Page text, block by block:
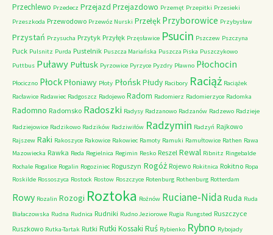
Przechlewo Przedecz Przejazd Przejazdowo Przemęt Przepitki Przesieki
Przeszkoda Przewodowo Przewóz Nurski Przełęk Przyborowice Przybysław
Przystań Przysucha Przytyk Przyłęk Przęsławice Psucin Pszczew Pszczyna
Puck Pulsnitz Purda Pustelnik Puszcza Mariańska Puszcza Piska Puszczykowo
Puttbus Puławy Pułtusk Pyrzowice Pyrzyce Pyzdry Pławno Płochocin
Płociczno PłockPłoniawy Płoty PłońskPłudy Racibory Raciąż Raciążek
Racławice Radawiec Radgoszcz Radojewo Radom Radomierz Radomierzyce Radomka
Radomno Radomsko Radoszki Radysy Radzanowo Radzanów Radzewo Radzieje
Radziejowice Radzikowo Radzików Radziwiłów Radzymin Radzyń Rajkowo
Rajszew Raki Rakoszyce Rakowice Rakowiec Ramoty Ramuki Ramułtowice Rathen Rawa
Mazowiecka Rawka Reda Regielnica Regimin Resko Reszel Rewal Ribnitz Ringebalde
Rochale Rogalice Rogalin Rogoziniec Roguszyn Rogóż Rojewo Rokitnica Rokitno Ropa
Roskilde Rossoszyca Rostock Rostow Roszczyce Rotenburg Rothenburg Rotterdam
Rowy Rozalin Rozogi Roztoka Rożnów Ruciane-NidaRuda Ruda
Białaczowska Rudna Rudnica Rudniki Rudno Jeziorowe Rugia Rungsted Ruszczyce
Ruszkowo Rutka-Tartak Rutki Rutki Kossaki Ruś Rybienko Rybno Rybojady